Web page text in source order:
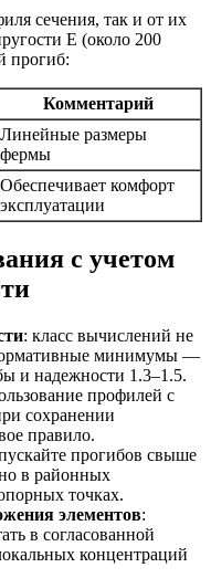
сечения, так и от их
E (около 200
прогиб:
Комментарий
Линейные размеры
фермы
Обеспечивает комфорт
эксплуатации
с учетом
: класс вычислений не
минимумы —
и надежности 1.3–1.5.
профилей с
сохранении
правило.
прогибов свыше
в районных
точках.
элементов:
в согласованной
концентраций